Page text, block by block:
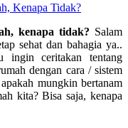
kenapa tidak? Salam
sehat dan bahagia ya..
ingin ceritakan tentang
dengan cara / sistem
mungkin bertanam
kita? Bisa saja, kenapa